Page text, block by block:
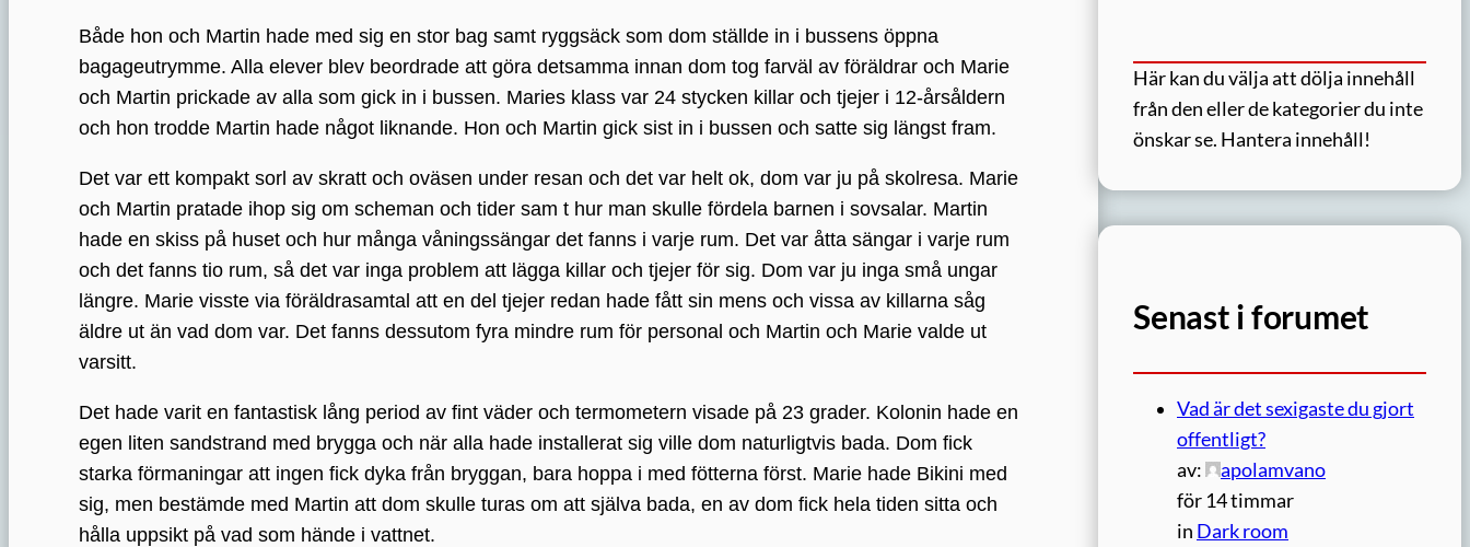
Både hon och Martin hade med sig en stor bag samt ryggsäck som dom ställde in i bussens öppna
bagageutrymme. Alla elever blev beordrade att göra detsamma innan dom tog farväl av föräldrar och Marie
och Martin prickade av alla som gick in i bussen. Maries klass var 24 stycken killar och tjejer i 12-årsåldern
och hon trodde Martin hade något liknande. Hon och Martin gick sist in i bussen och satte sig längst fram.
Det var ett kompakt sorl av skratt och oväsen under resan och det var helt ok, dom var ju på skolresa. Marie
och Martin pratade ihop sig om scheman och tider sam t hur man skulle fördela barnen i sovsalar. Martin
hade en skiss på huset och hur många våningssängar det fanns i varje rum. Det var åtta sängar i varje rum
och det fanns tio rum, så det var inga problem att lägga killar och tjejer för sig. Dom var ju inga små ungar
längre. Marie visste via föräldrasamtal att en del tjejer redan hade fått sin mens och vissa av killarna såg
äldre ut än vad dom var. Det fanns dessutom fyra mindre rum för personal och Martin och Marie valde ut
varsitt.
Det hade varit en fantastisk lång period av fint väder och termometern visade på 23 grader. Kolonin hade en
egen liten sandstrand med brygga och när alla hade installerat sig ville dom naturligtvis bada. Dom fick
starka förmaningar att ingen fick dyka från bryggan, bara hoppa i med fötterna först. Marie hade Bikini med
sig, men bestämde med Martin att dom skulle turas om att själva bada, en av dom fick hela tiden sitta och
hålla uppsikt på vad som hände i vattnet.
Här kan du välja att dölja innehåll
från den eller de kategorier du inte
önskar se. Hantera innehåll!
Senast i forumet
Vad är det sexigaste du gjort
offentligt?
av:
apolamvano
för 14 timmar
in Dark room